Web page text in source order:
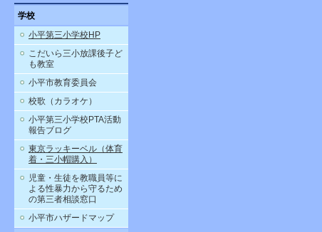
学校
小平第三小学校HP
こだいら三小放課後子ど
も教室
小平市教育委員会
校歌（カラオケ）
小平第三小学校PTA活動
報告ブログ
東京ラッキーベル（体育
着・三小帽購入）
児童・生徒を教職員等に
よる性暴力から守るため
の第三者相談窓口
小平市ハザードマップ